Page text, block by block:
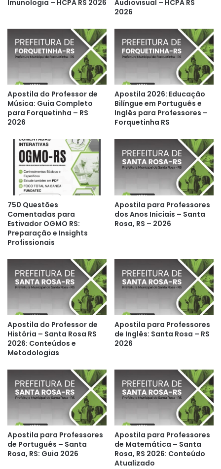
Imunologia – HCPA RS 2026
Audiovisual – HCPA RS
2026
Apostila do Professor de
Música: Guia Completo
para Forquetinha – RS
2026
Apostila 2026: Educação
Bilíngue em Português e
Inglês para Professores –
Forquetinha RS
750 Questões
Comentadas para
Estivador OGMO RS:
Preparação e Insights
Profissionais
Apostila para Professores
dos Anos Iniciais – Santa
Rosa, RS – 2026
Apostila do Professor de
História – Santa Rosa RS
2026: Conteúdos e
Metodologias
Apostila para Professores
de Inglês: Santa Rosa – RS
2026
Apostila para Professores
de Português – Santa
Rosa, RS: Guia 2026
Apostila para Professores
de Matemática – Santa
Rosa, RS 2026: Conteúdo
Atualizado